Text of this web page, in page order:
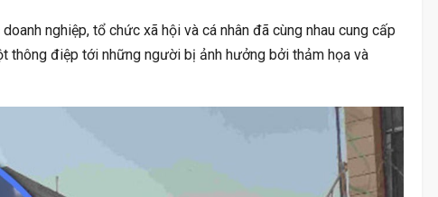
nghiệp, tổ chức xã hội và cá nhân đã cùng nhau cung cấp
thông điệp tới những người bị ảnh hưởng bởi thảm họa và